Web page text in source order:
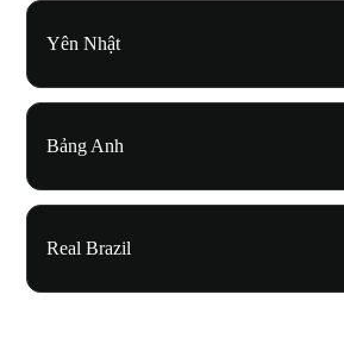
Yên Nhật
Bảng Anh
Real Brazil